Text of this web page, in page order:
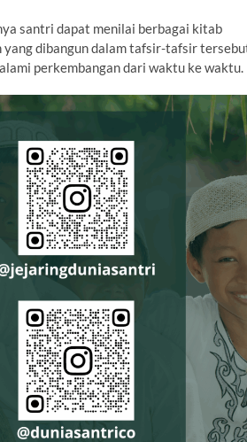
santri dapat menilai berbagai kitab
yang dibangun dalam tafsir-tafsir
perkembangan dari waktu ke waktu.